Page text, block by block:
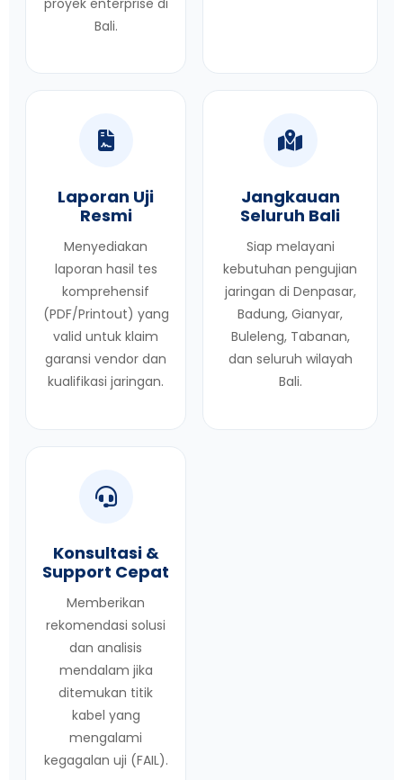
Bali.
Laporan Uji
Resmi
Menyediakan
laporan hasil tes
komprehensif
(PDF/Printout) yang
valid untuk klaim
garansi vendor dan
kualifikasi jaringan.
Jangkauan
Seluruh Bali
Siap melayani
kebutuhan pengujian
jaringan di Denpasar,
Badung, Gianyar,
Buleleng, Tabanan,
dan seluruh wilayah
Bali.
Konsultasi &
Support Cepat
Memberikan
rekomendasi solusi
dan analisis
mendalam jika
ditemukan titik
kabel yang
mengalami
kegagalan uji (FAIL).